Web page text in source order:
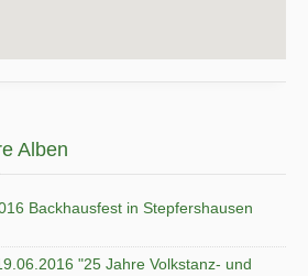
Alben
Backhausfest in Stepfershausen
"25 Jahre Volkstanz- und